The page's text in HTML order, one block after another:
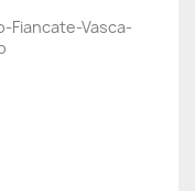
Fiancate-Vasca-